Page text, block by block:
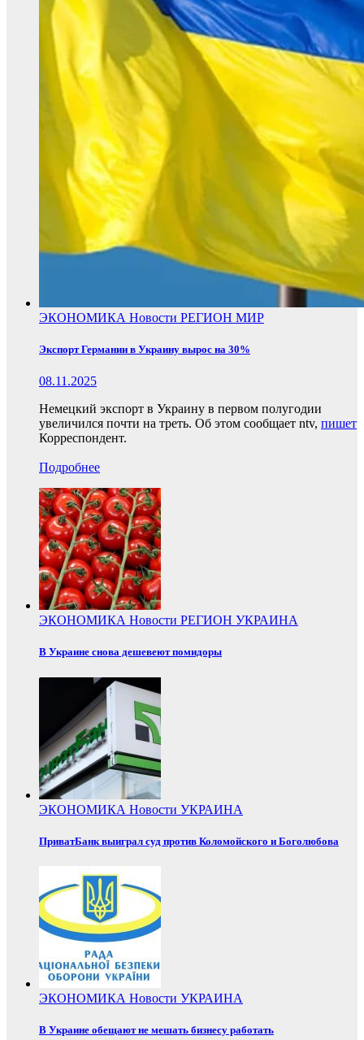
ЭКОНОМИКА Новости РЕГИОН МИР
Экспорт Германии в Украину вырос на 30%
08.11.2025
Немецкий экспорт в Украину в первом полугодии
увеличился почти на треть. Об этом сообщает ntv, пишет
Корреспондент.
Подробнее
ЭКОНОМИКА Новости РЕГИОН УКРАИНА
В Украине снова дешевеют помидоры
ЭКОНОМИКА Новости УКРАИНА
ПриватБанк выиграл суд против Коломойского и Боголюбова
ЭКОНОМИКА Новости УКРАИНА
В Украине обещают не мешать бизнесу работать